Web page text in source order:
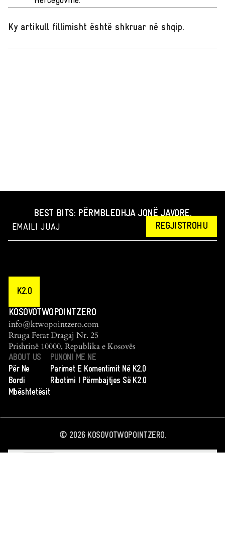
Ky artikull fillimisht është shkruar në shqip.
BEST BITS: PËRMBLEDHJA JONË JAVORE.
REGJISTROHU
K2.0
KOSOVOTWOPOINTZERO
info@ktwopointzero.com
Rruga Ferat Dragaj Nr. 25
Prishtinë 10000, Republika e Kosovës
ABOUT US
Për Ne
Bordi
Mbështetësit
PUNONI ME NE
Parimet E Komentimit Në K2.0
Ribotimi I Përmbajtjes Së K2.0
© 2026KOSOVOTWOPOINTZERO.